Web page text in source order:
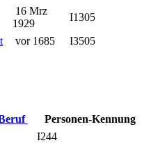
16 Mrz
1929
I1305
vor 1685 I3505
Personen-Kennung
I244